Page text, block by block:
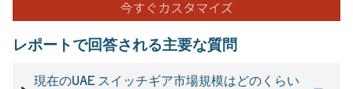
レポートで回答される主要な質問
現在のUAE スイッチギア市場規模はどのくらい